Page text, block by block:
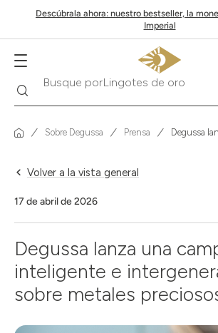
Descúbrala ahora: nuestro bestseller, la
Imperial
Busque porLingotes de oro
Sobre Degussa Prensa Degussa
Volver a la vista general
17 de abril de 2026
Degussa lanza una
inteligente e
sobre metales